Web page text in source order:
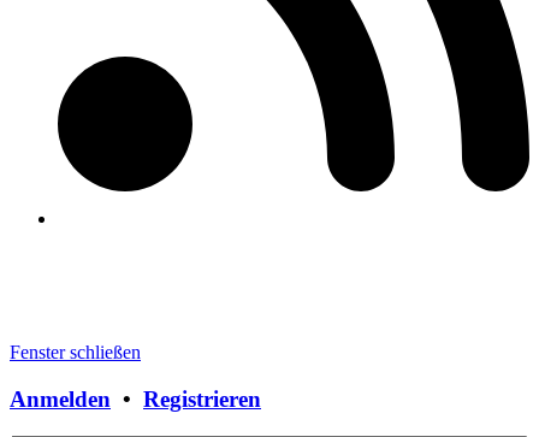
Fenster schließen
Anmelden • Registrieren